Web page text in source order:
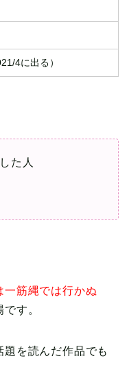
4に出る）
た人
一筋縄では行かぬ
す。
題を読んだ作品でも